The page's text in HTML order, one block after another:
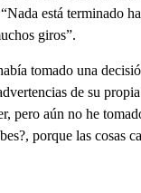
está terminado
giros”.
tomado una
de su
pero aún no he
porque las cosas